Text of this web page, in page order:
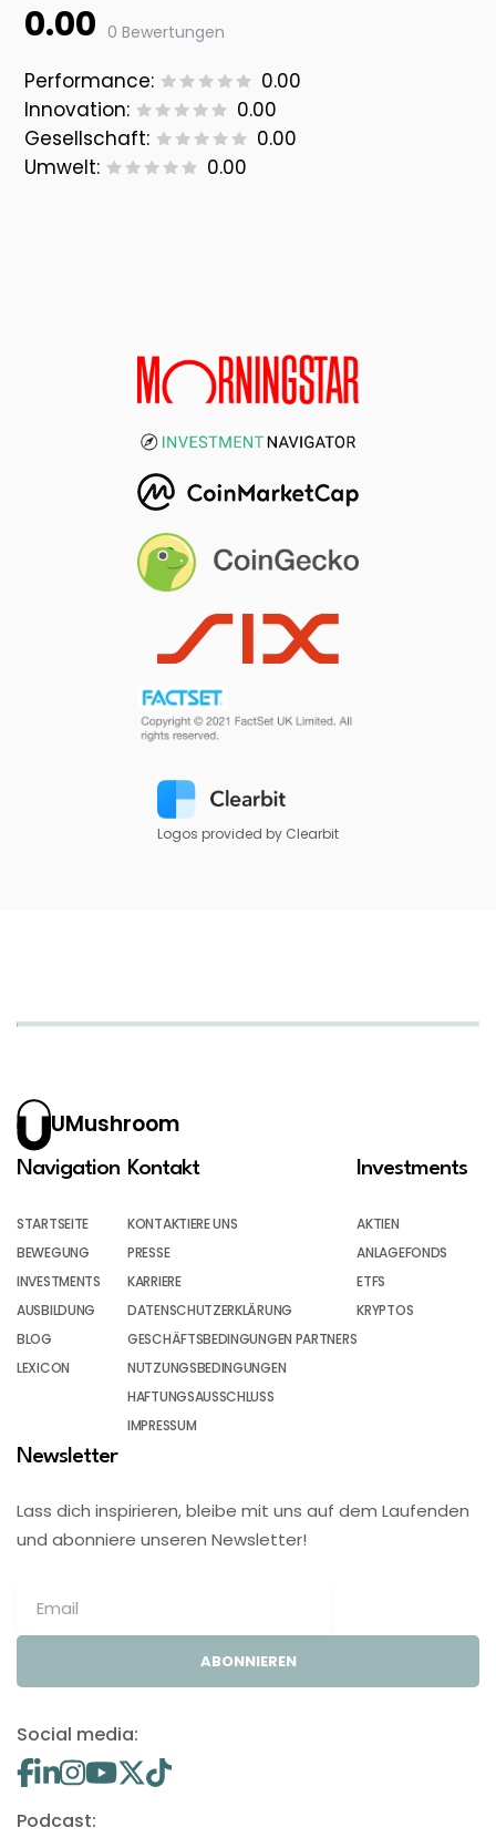
0.00 0 Bewertungen
Performance:
0.00
Innovation:
0.00
Gesellschaft:
0.00
Umwelt:
0.00
Logos provided by Clearbit
UMushroom
Navigation
STARTSEITE
BEWEGUNG
INVESTMENTS
AUSBILDUNG
BLOG
LEXICON
Kontakt
KONTAKTIERE UNS
PRESSE
KARRIERE
DATENSCHUTZERKLÄRUNG
GESCHÄFTSBEDINGUNGEN PARTNERS
NUTZUNGSBEDINGUNGEN
HAFTUNGSAUSSCHLUSS
IMPRESSUM
Investments
AKTIEN
ANLAGEFONDS
ETFS
KRYPTOS
Newsletter
Lass dich inspirieren, bleibe mit uns auf dem Laufenden
und abonniere unseren Newsletter!
ABONNIEREN
Social media:
Podcast: